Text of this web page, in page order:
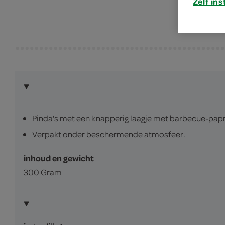
Pinda's met een knapperig laagje met barbecue-
Verpakt onder beschermende atmosfeer.
inhoud en gewicht
300 Gram